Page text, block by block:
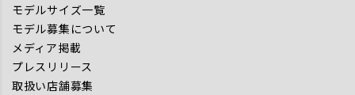
モデルサイズ一覧
モデル募集について
メディア掲載
プレスリリース
取扱い店舗募集